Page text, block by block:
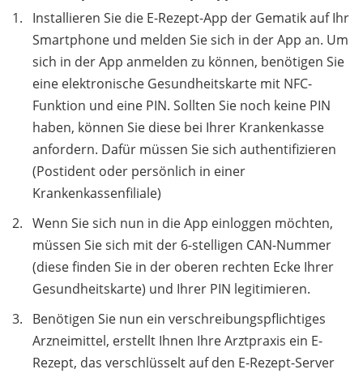
Installieren Sie die E-Rezept-App der Gematik auf Ihr
Smartphone und melden Sie sich in der App an. Um
sich in der App anmelden zu können, benötigen Sie
eine elektronische Gesundheitskarte mit NFC-
Funktion und eine PIN. Sollten Sie noch keine PIN
haben, können Sie diese bei Ihrer Krankenkasse
anfordern. Dafür müssen Sie sich authentifizieren
(Postident oder persönlich in einer
Krankenkassenfiliale)
Wenn Sie sich nun in die App einloggen möchten,
müssen Sie sich mit der 6-stelligen CAN-Nummer
(diese finden Sie in der oberen rechten Ecke Ihrer
Gesundheitskarte) und Ihrer PIN legitimieren.
Benötigen Sie nun ein verschreibungspflichtiges
Arzneimittel, erstellt Ihnen Ihre Arztpraxis ein E-
Rezept, das verschlüsselt auf den E-Rezept-Server